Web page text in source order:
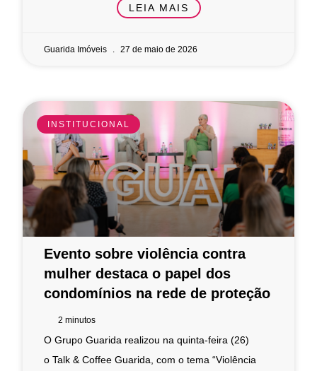
LEIA MAIS
Guarida Imóveis 27 de maio de 2026
INSTITUCIONAL
Evento sobre violência contra
mulher destaca o papel dos
condomínios na rede de proteção
2 minutos
O Grupo Guarida realizou na quinta-feira (26)
o Talk & Coffee Guarida, com o tema “Violência